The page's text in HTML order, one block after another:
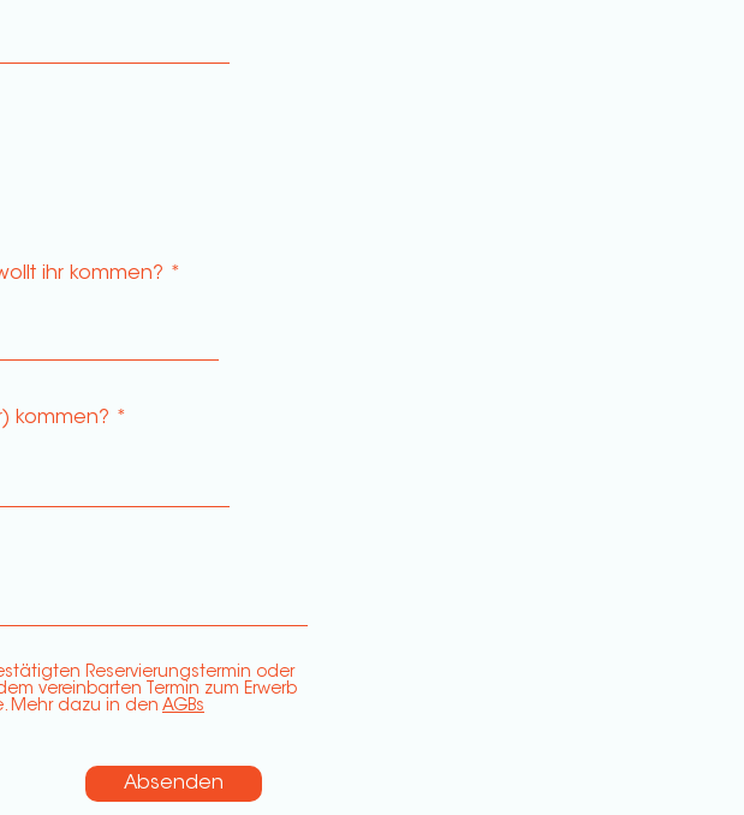
ihr kommen? *
kommen?
Reservierungstermin oder
vereinbarten Termin zum Erwerb
Mehr dazu in den AGBs
Absenden